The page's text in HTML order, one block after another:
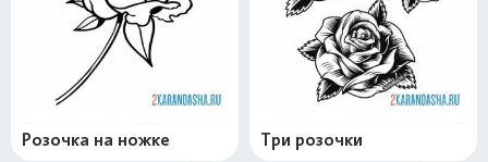
Розочка на ножке Три розочки